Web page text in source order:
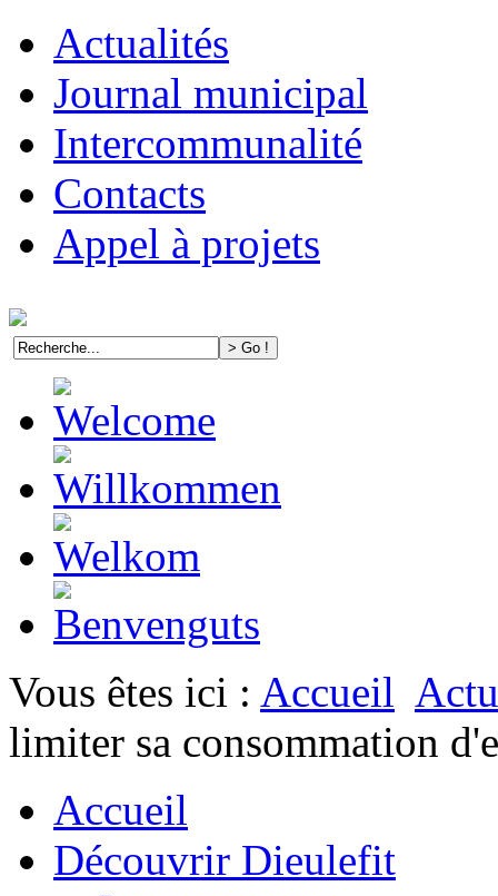
Actualités
Journal municipal
Intercommunalité
Contacts
Appel à projets
Vous êtes ici : Accueil
limiter sa consommation
Accueil
Découvrir Dieulefit